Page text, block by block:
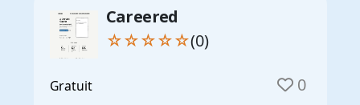
Careered
☆☆☆☆☆(0)
Gratuit 0